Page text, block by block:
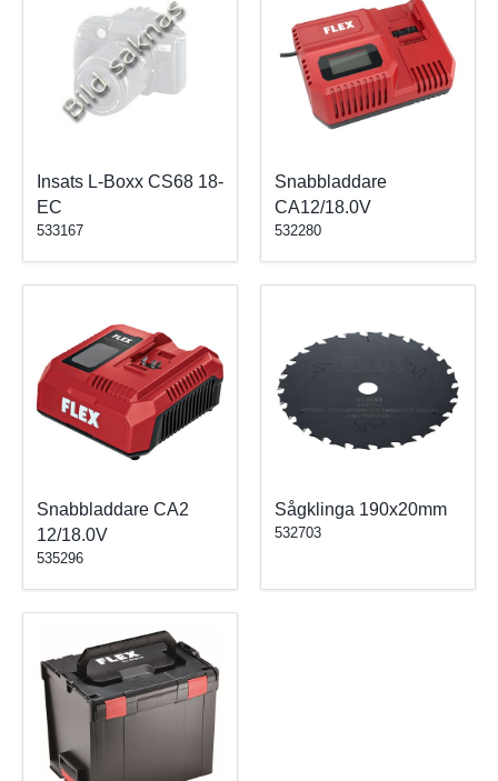
Insats L-Boxx CS68 18-
EC
533167
Snabbladdare
CA12/18.0V
532280
Snabbladdare CA2
12/18.0V
535296
Sågklinga 190x20mm
532703